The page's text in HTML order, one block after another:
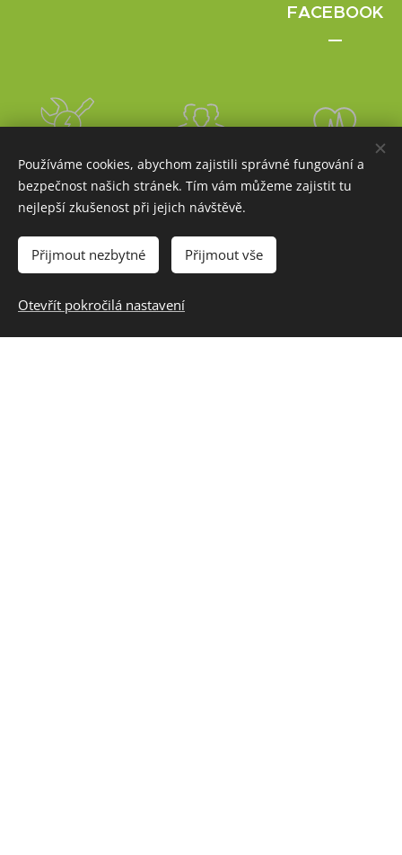
FACEBOOK
—
— NÁSTROJE
ZVĚSTOVÁNÍ
EVANGELIA —
— NÁSTROJE
UČEDNICTVÍ
—
Používáme cookies, abychom zajistili správné fungování a
bezpečnost našich stránek. Tím vám můžeme zajistit tu
nejlepší zkušenost při jejich návštěvě.
Přijmout nezbytné Přijmout vše
Otevřít pokročilá nastavení